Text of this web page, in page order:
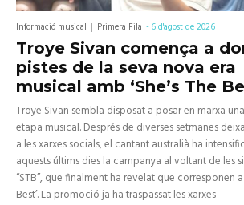
Informació musical Primera Fila -6 d'agost de 2026
Troye Sivan comença a
pistes de la seva nova era
musical amb ‘She’s The
Troye Sivan sembla disposat a posar en marxa
etapa musical. Després de diverses setmanes
a les xarxes socials, el cantant australià ha
aquests últims dies la campanya al voltant de les
“STB”, que finalment ha revelat que corresponen a
Best’. La promoció ja ha traspassat les xarxes